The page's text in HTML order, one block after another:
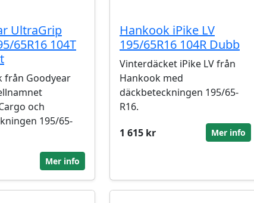
UltraGrip
65R16 104T
från Goodyear
och
195/65-
Mer info
Hankook iPike LV
195/65R16 104R Dubb
Vinterdäcket iPike LV från
Hankook med
däckbeteckningen 195/65-
R16.
1 615 kr
Mer info